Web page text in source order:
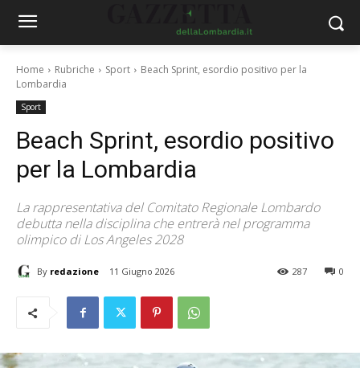
Home Rubriche Sport
Beach Sprint, esordio positivo per la
Lombardia
Sport
Beach Sprint, esordio positivo
per la Lombardia
La rappresentativa del Comitato Regionale Lombardo
debutta nella disciplina che entrerà nel programma
olimpico di Los Angeles 2028
By redazione 11 Giugno 2026 0
287